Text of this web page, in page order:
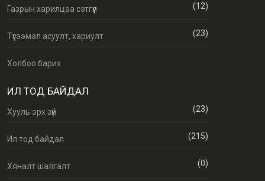
Газрын харилцаа сэтгүүл (12)
Түгээмэл асуулт, хариулт (23)
Холбоо барих
ИЛ ТОД БАЙДАЛ
Хууль эрх зүй (23)
Ил тод байдал (215)
Хяналт шалгалт (0)